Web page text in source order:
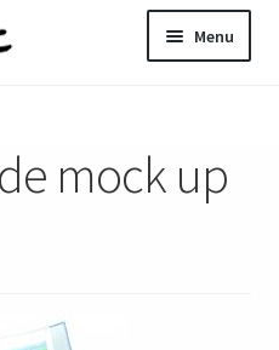
Menu
mock up